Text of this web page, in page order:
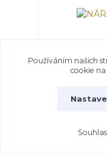
Používáním našich
cookie